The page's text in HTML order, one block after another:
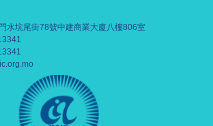
水坑尾街78號中建商業大廈八樓806室